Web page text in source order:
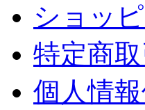
ショッ
特定商
個人情